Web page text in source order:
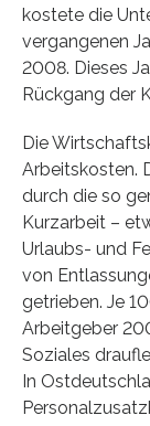
kostete die
vergangenen
2008. Dieses
Rückgang der
Die
Arbeitskosten.
durch die so
Kurzarbeit –
Urlaubs- und
von
getrieben. Je
Arbeitgeber
Soziales
In